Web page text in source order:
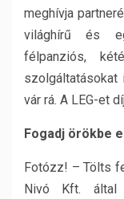
meghívja
világhírű és
félpanziós,
vár rá. A LEG-et
Fogadj örökbe
Fotózz! – Tölts
Nivó Kft. által